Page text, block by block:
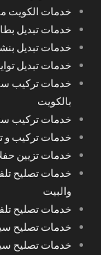
خدمات الكويت
خدمات تبديل
خدمات تبديل
خدمات تبديل
خدمات تركيب
بالكويت
خدمات تركيب
خدمات تركيب و
خدمات تزيين
خدمات تصليح
والبيت
خدمات تصليح
خدمات تصليح
خدمات تصليح